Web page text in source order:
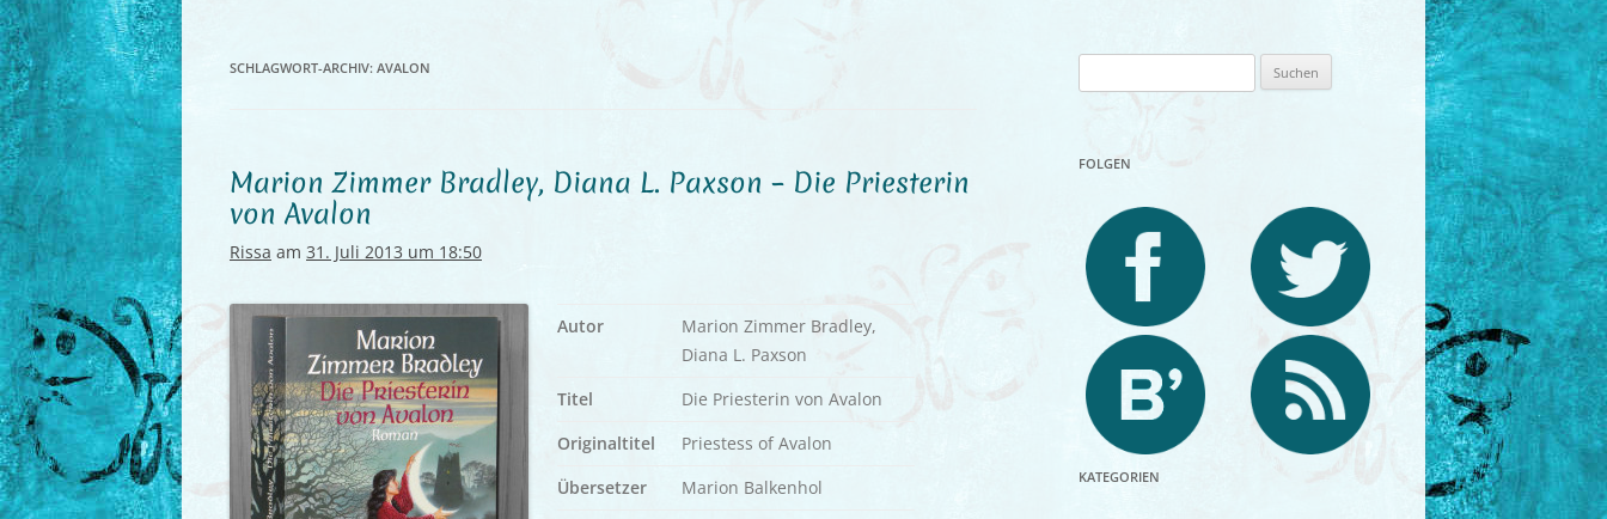
SCHLAGWORT-ARCHIV: AVALON
Marion Zimmer Bradley, Diana L. Paxson – Die Priesterin
von Avalon
Rissa am 31. Juli 2013 um 18:50
Autor
Marion Zimmer Bradley,
Diana L. Paxson
Titel
Die Priesterin von Avalon
Originaltitel
Priestess of Avalon
Übersetzer
Marion Balkenhol
nach:
FOLGEN
KATEGORIEN